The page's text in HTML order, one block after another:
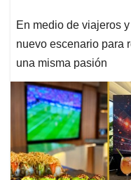
En medio de viajeros
nuevo escenario para
una misma pasión